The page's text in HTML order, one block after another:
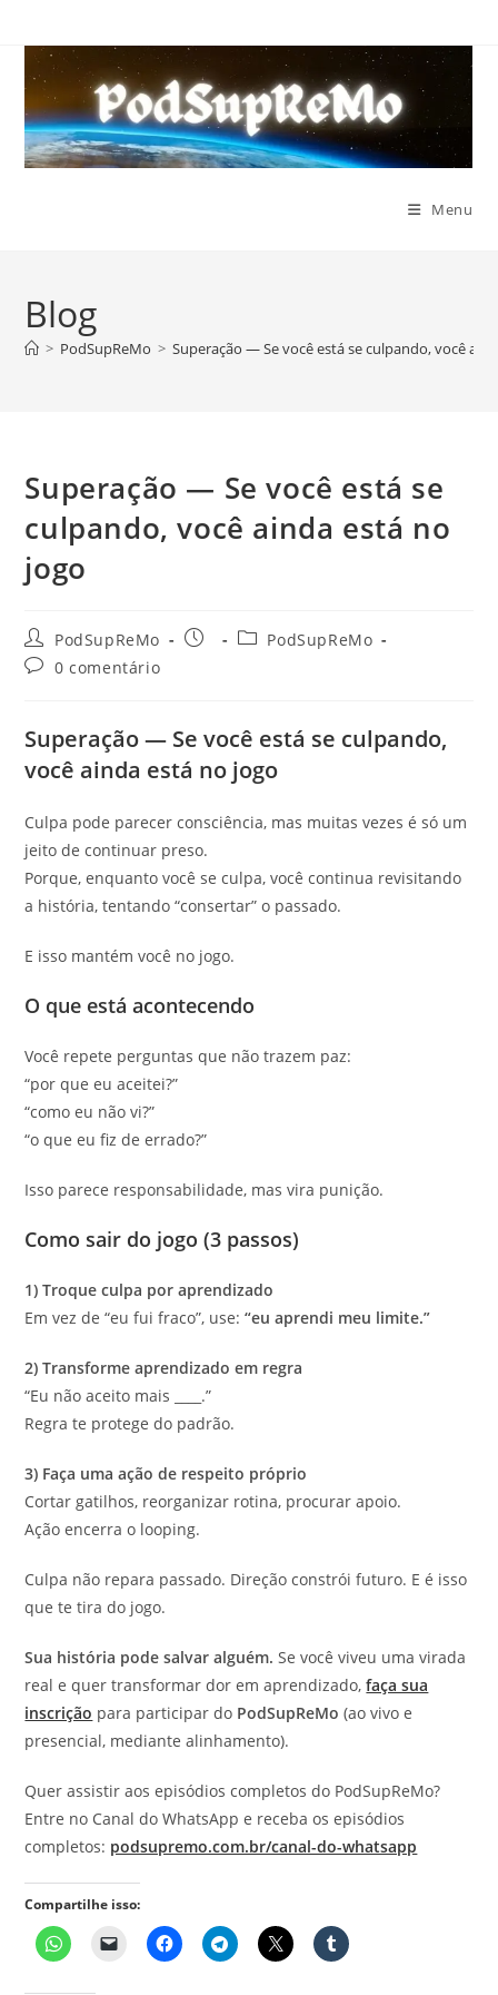
para
conteúdo
Menu
Blog
> PodSupReMo > Superação — Se você está se culpando, você
Superação — Se você está se
culpando, você ainda está no
jogo
Autor
do
post:
PodSupReMo
Post
Categoria
PodSupReMo
Comentários
0 comentário
Superação — Se você está se culpando,
você ainda está no jogo
Culpa pode parecer consciência, mas muitas vezes é só um
jeito de continuar preso.
Porque, enquanto você se culpa, você continua revisitando
a história, tentando “consertar” o passado.
E isso mantém você no jogo.
O que está acontecendo
Você repete perguntas que não trazem paz:
“por que eu aceitei?”
“como eu não vi?”
“o que eu fiz de errado?”
Isso parece responsabilidade, mas vira punição.
Como sair do jogo (3 passos)
1) Troque culpa por aprendizado
Em vez de “eu fui fraco”, use:“eu aprendi meu limite.”
2) Transforme aprendizado em regra
“Eu não aceito mais ____.”
Regra te protege do padrão.
3) Faça uma ação de respeito próprio
Cortar gatilhos, reorganizar rotina, procurar apoio.
Ação encerra o looping.
Culpa não repara passado. Direção constrói futuro. E é isso
que te tira do jogo.
Sua história pode salvar alguém. Se você viveu uma virada
real e quer transformar dor em aprendizado,faça sua
inscrição para participar do PodSupReMo (ao vivo e
presencial, mediante alinhamento).
Quer assistir aos episódios completos do PodSupReMo?
Entre no Canal do WhatsApp e receba os episódios
completos: podsupremo.com.br/canal-do-whatsapp
Compartilhe isso: